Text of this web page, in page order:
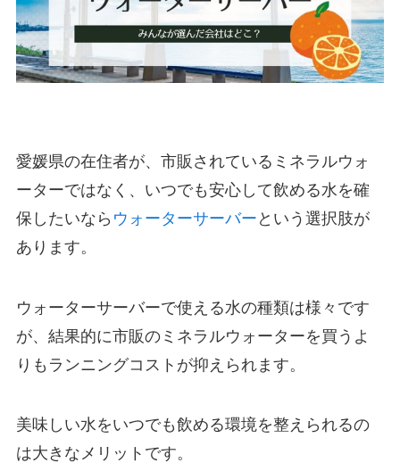
愛媛県の在住者が、市販されているミネラルウォ
ーターではなく、いつでも安心して飲める水を確
保したいなら ウォーターサーバー という選択肢が
あります。
ウォーターサーバーで使える水の種類は様々です
が、結果的に市販のミネラルウォーターを買うよ
りも ランニングコストが抑えられます。
美味しい水をいつでも飲める環境を整えられるの
は大きなメリットです。